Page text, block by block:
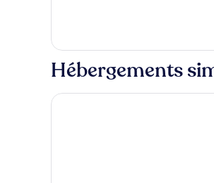
Shower-
Mobility
Accessible
Non-
Roll
Shower-
Accessible
Hébergements
Holiday Inn Express & Suites